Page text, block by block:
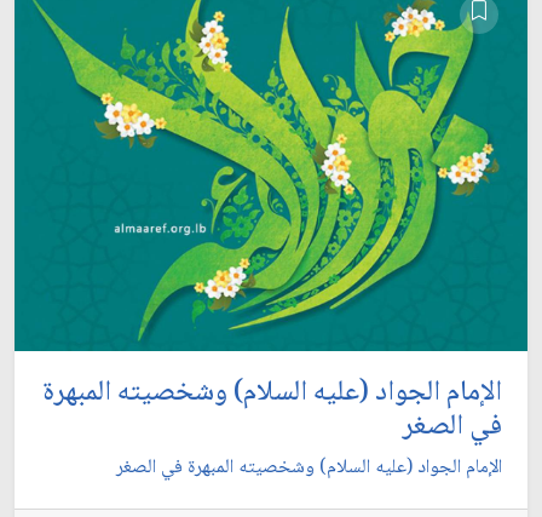
الإمام الجواد (عليه السلام) وشخصيته المبهرة
في الصغر
الإمام الجواد (عليه السلام) وشخصيته المبهرة في الصغر